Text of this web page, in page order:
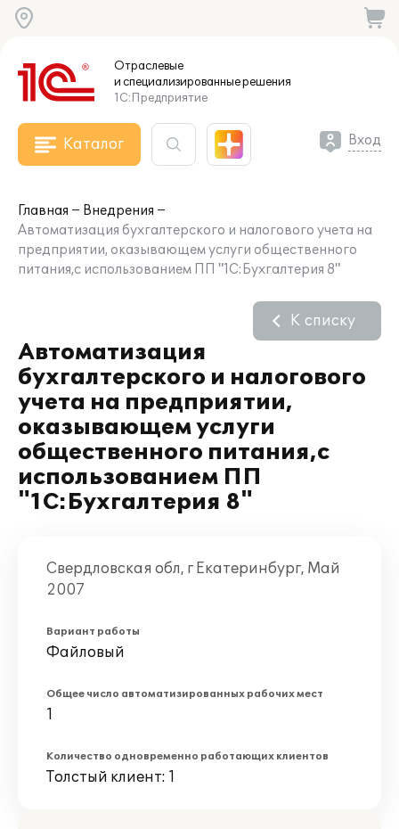
Отраслевые
и специализированныерешения
1С:Предприятие
Каталог Вход
Главная
Внедрения
Автоматизация бухгалтерского и налогового учета на
предприятии, оказывающем услуги общественного
питания,с использованием ПП "1С:Бухгалтерия 8"
Автоматизация
бухгалтерского и налогового
учета на предприятии,
оказывающем услуги
общественного питания,с
использованием ПП
"1С:Бухгалтерия 8"
К списку
Свердловская обл, г Екатеринбург, Май
2007
Вариант работы
Файловый
Общее число автоматизированных рабочих мест
1
Количество одновременно работающих клиентов
Толстый клиент: 1